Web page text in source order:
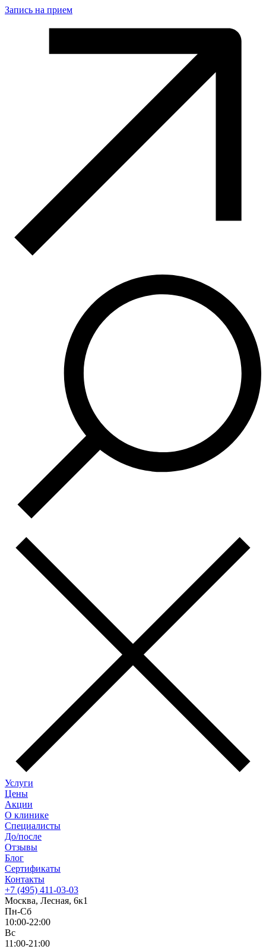
Запись на прием
Услуги
Цены
Акции
О клинике
Специалисты
До/после
Отзывы
Блог
Сертификаты
Контакты
+7 (495) 411-03-03
Москва, Лесная, 6к1
Пн-Сб
10:00-22:00
Вс
11:00-21:00